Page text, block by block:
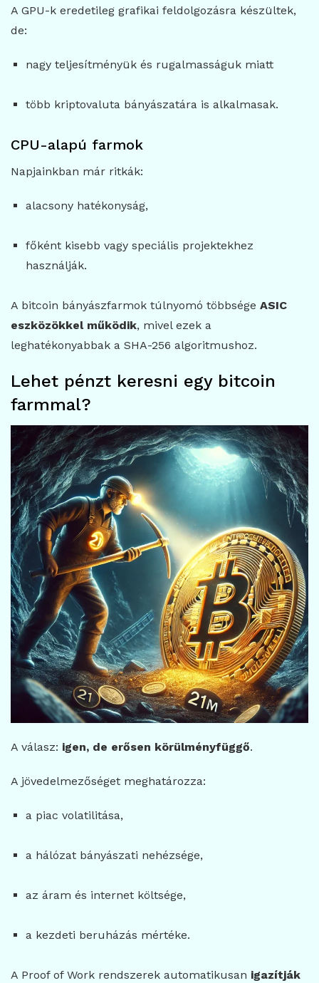
A GPU-k eredetileg grafikai feldolgozásra készültek,
de:
nagy teljesítményük és rugalmasságuk miatt
több kriptovaluta bányászatára is alkalmasak.
CPU-alapú farmok
Napjainkban már ritkák:
alacsony hatékonyság,
főként kisebb vagy speciális projektekhez
használják.
A bitcoin bányászfarmok túlnyomó többsége ASIC
eszközökkel működik, mivel ezek a
leghatékonyabbak a SHA-256 algoritmushoz.
Lehet pénzt keresni egy bitcoin
farmmal?
A válasz: igen, de erősen körülményfüggő.
A jövedelmezőséget meghatározza:
a piac volatilitása,
a hálózat bányászati nehézsége,
az áram és internet költsége,
a kezdeti beruházás mértéke.
A Proof of Work rendszerek automatikusan igazítják